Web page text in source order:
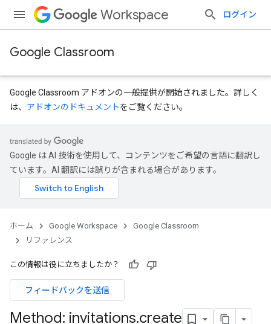
Workspace ログイン
Google Classroom
Google Classroom アドオンの一般提供が開始されました。詳しく
は、 アドオンのドキュメントをご覧ください。
Google は AI 技術を使用して、コンテンツをご希望の言語に翻訳し
ています。AI 翻訳には誤りが含まれる場合があります。
ホーム Google Workspace
Google Classroom
リファレンス
この情報は役に立ちましたか？
フィードバックを送信
Method: invitations.create